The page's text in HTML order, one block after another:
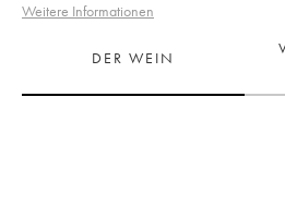
Weitere Informationen
DER WEIN